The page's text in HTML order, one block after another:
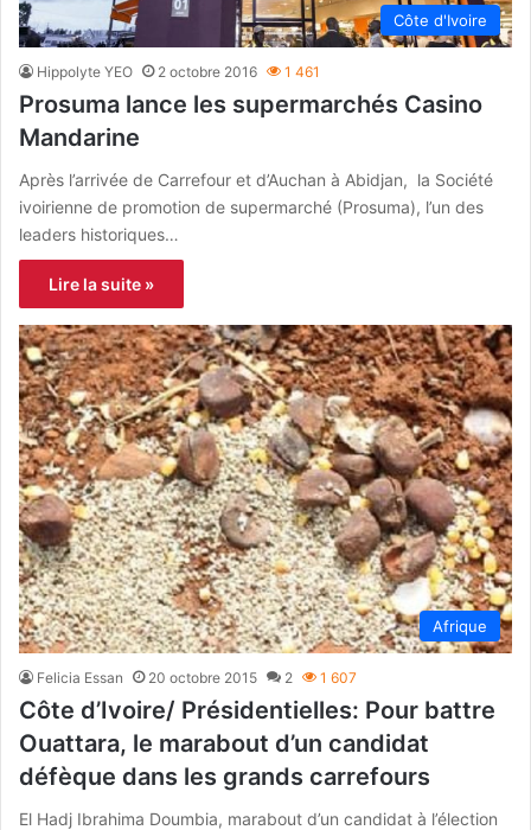
Côte d'Ivoire
Hippolyte YEO 2 octobre 2016 1 461
Prosuma lance les supermarchés Casino
Mandarine
Après l’arrivée de Carrefour et d’Auchan à Abidjan, la Société
ivoirienne de promotion de supermarché (Prosuma), l’un des
leaders historiques…
Lire la suite »
Afrique
Felicia Essan 20 octobre 2015 2 1 607
Côte d’Ivoire/ Présidentielles: Pour battre
Ouattara, le marabout d’un candidat
défèque dans les grands carrefours
El Hadj Ibrahima Doumbia, marabout d’un candidat à l’élection